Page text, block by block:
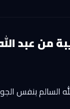
من عبد
السالم بنفس